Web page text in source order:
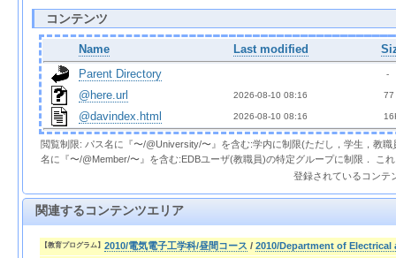
コンテンツ
Name Last modified
Parent Directory
  -
@here.url 2026-08-10 08:16 77
@davindex.html 2026-08-10 08:16
閲覧制限: パス名に『〜/@University/〜』を含む:学内に制限(ただし，学生，教
名に『〜/@Member/〜』を含む:EDBユーザ(教職員)の特定グループに制限． こ
登録されているコンテ
関連するコンテンツエリア
【教育プログラム】 2010/電気電子工学科/昼間コース / 2010/Department of